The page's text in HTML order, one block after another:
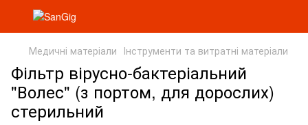
Медичні матеріали Інструменти та витратні матеріали
Фільтр вірусно-бактеріальний
"Волес" (з портом, для дорослих)
стерильний